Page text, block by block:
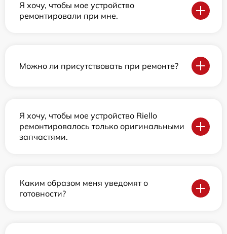
Я хочу, чтобы мое устройство
ремонтировали при мне.
Можно ли присутствовать при ремонте?
Я хочу, чтобы мое устройство Riello
ремонтировалось только оригинальными
запчастями.
Каким образом меня уведомят о
готовности?